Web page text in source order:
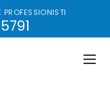
PROFESSIONISTI